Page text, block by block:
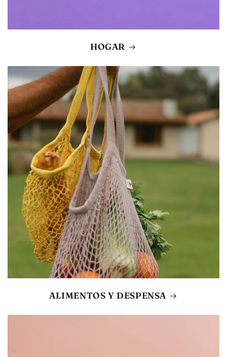
HOGAR
ALIMENTOS Y DESPENSA